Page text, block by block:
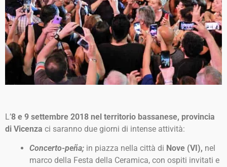
L’8 e 9 settembre 2018 nel territorio bassanese, provincia
di Vicenza ci saranno due giorni di intense attività:
Concerto-peña; in piazza nella città di Nove (VI), nel
marco della Festa della Ceramica, con ospiti invitati e